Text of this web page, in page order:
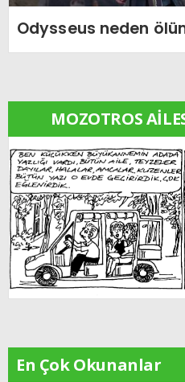
Odysseus neden
MOZOTROS
En Çok Okunanlar